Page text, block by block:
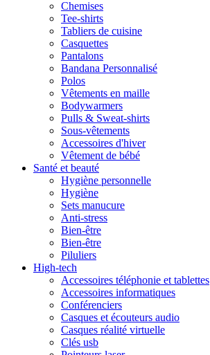
Chemises
Tee-shirts
Tabliers de cuisine
Casquettes
Pantalons
Bandana Personnalisé
Polos
Vêtements en maille
Bodywarmers
Pulls & Sweat-shirts
Sous-vêtements
Accessoires d'hiver
Vêtement de bébé
Santé et beauté
Hygiène personnelle
Hygiène
Sets manucure
Anti-stress
Bien-être
Bien-être
Piluliers
High-tech
Accessoires téléphonie et tablettes
Accessoires informatiques
Conférenciers
Casques et écouteurs audio
Casques réalité virtuelle
Clés usb